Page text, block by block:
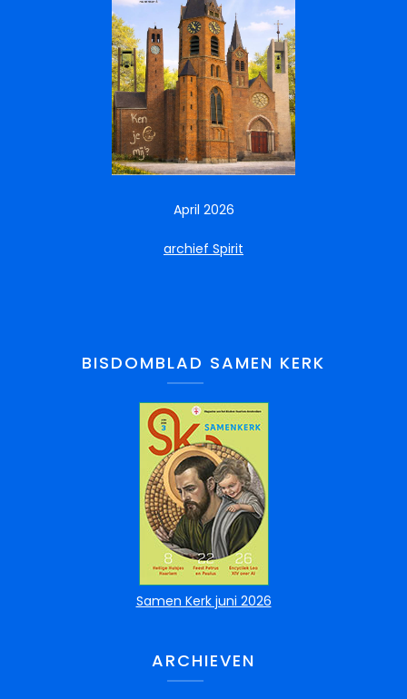
April 2026
archief Spirit
BISDOMBLAD SAMEN KERK
Samen Kerk juni 2026
ARCHIEVEN